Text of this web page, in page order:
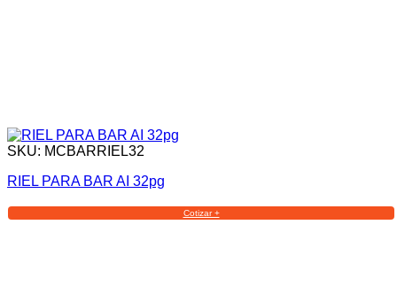
SKU: MCBARRIEL32
RIEL PARA BAR AI 32pg
Cotizar +